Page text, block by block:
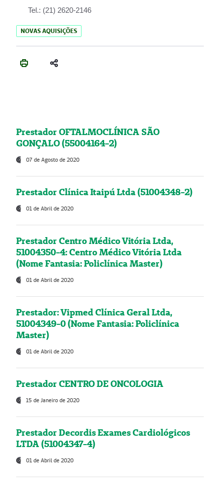
Tel.: (21) 2620-2146
NOVAS AQUISIÇÕES
Prestador OFTALMOCLÍNICA SÃO
GONÇALO (55004164-2)
07 de Agosto de 2020
Prestador Clínica Itaipú Ltda (51004348-2)
01 de Abril de 2020
Prestador Centro Médico Vitória Ltda,
51004350-4: Centro Médico Vitória Ltda
(Nome Fantasia: Policlínica Master)
01 de Abril de 2020
Prestador: Vipmed Clínica Geral Ltda,
51004349-0 (Nome Fantasia: Policlínica
Master)
01 de Abril de 2020
Prestador CENTRO DE ONCOLOGIA
15 de Janeiro de 2020
Prestador Decordis Exames Cardiológicos
LTDA (51004347-4)
01 de Abril de 2020